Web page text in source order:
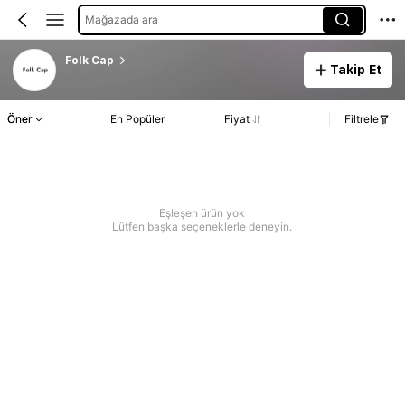
Mağazada ara
Folk Cap
Takip Et
Öner En Popüler Fiyat Filtrele
Eşleşen ürün yok
Lütfen başka seçeneklerle deneyin.